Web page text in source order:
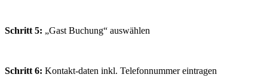
Schritt 5: „Gast Buchung“ auswählen
Schritt 6: Kontakt-daten inkl. Telefonnummer eintragen